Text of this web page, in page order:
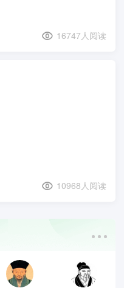
16747人阅读
10968人阅读